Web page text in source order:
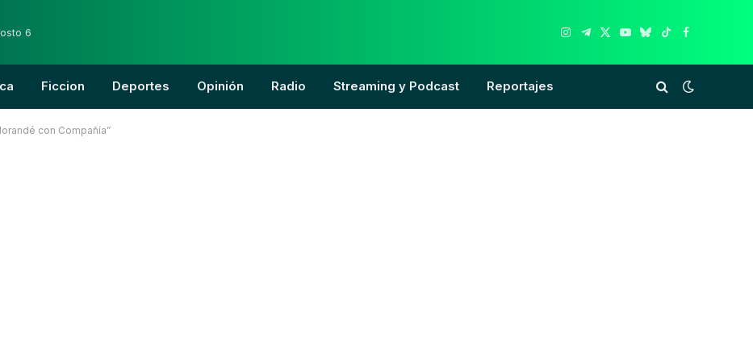
6
Instagram
Telegram
X
YouTube
Bluesky
TikTokFacebook
Ficcion Deportes Opinión Radio Streaming y Podcast Reportajes
con Compañía”